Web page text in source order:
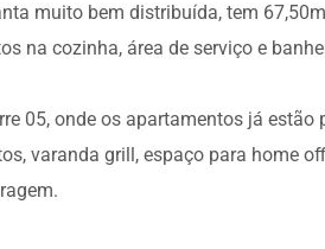
muito bem distribuída, tem
na cozinha, área de serviço e
05, onde os apartamentos já
varanda grill, espaço para home